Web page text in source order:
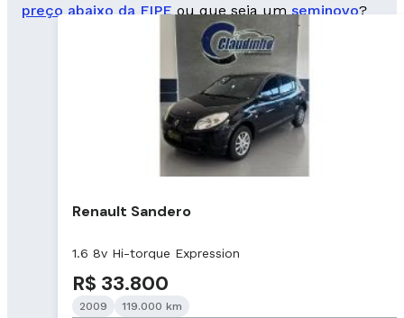
preço abaixo da FIPEou que seja umseminovo?
Renault Sandero
1.6 8v Hi-torque Expression
R$ 33.800
2009
119.000 km